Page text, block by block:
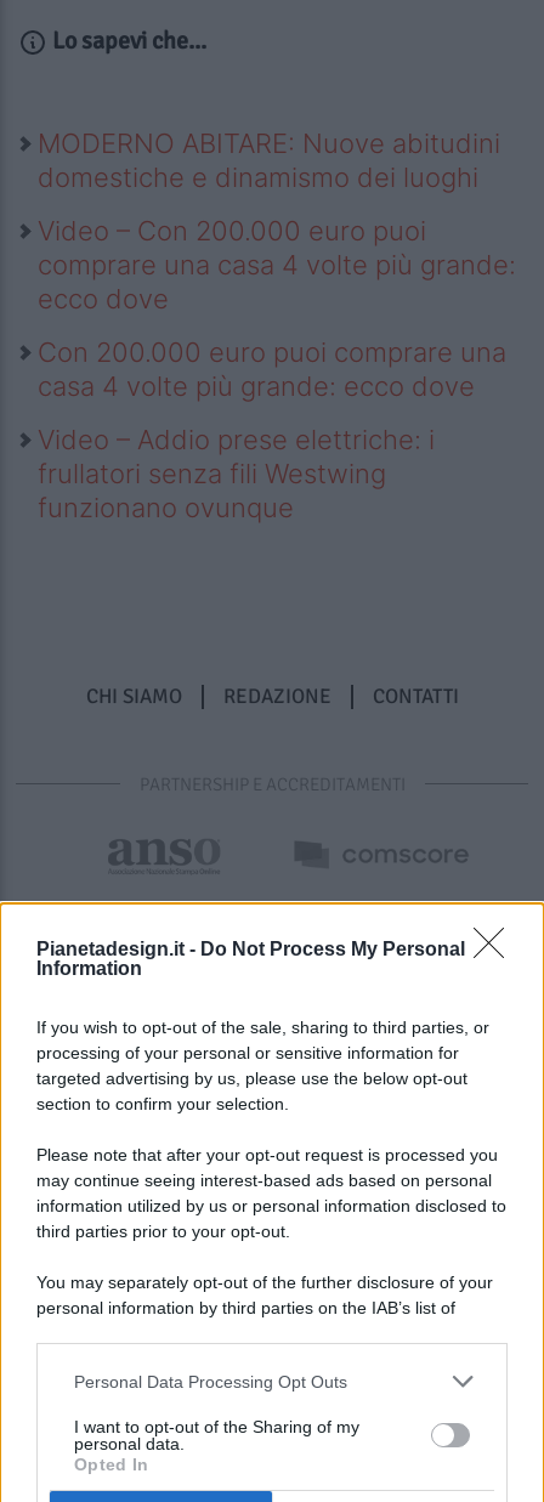
Pianetadesign.it - Do Not Process My Personal
Information
If you wish to opt-out of the sale, sharing to third parties, or
processing of your personal or sensitive information for
targeted advertising by us, please use the below opt-out
section to confirm your selection.
Please note that after your opt-out request is processed you
may continue seeing interest-based ads based on personal
information utilized by us or personal information disclosed to
third parties prior to your opt-out.
You may separately opt-out of the further disclosure of your
personal information by third parties on the IAB’s list of
This information may also be disclosed by us to third parties
disclose it to other third parties.
Personal Data Processing Opt Outs
I want to opt-out of the Sharing of my
personal data.
Opted In
Lo sapevi che...
MODERNO ABITARE: Nuove abitudini
domestiche e dinamismo dei luoghi
Video – Con 200.000 euro puoi
comprare una casa 4 volte più grande:
ecco dove
Con 200.000 euro puoi comprare una
casa 4 volte più grande: ecco dove
Video – Addio prese elettriche: i
frullatori senza fili Westwing
funzionano ovunque
CHI SIAMO REDAZIONE CONTATTI
PARTNERSHIP E ACCREDITAMENTI
© 2026 - Pianeta Design - P.IVA 04827280654 - Testata
Registrata Al Tribunale Di Nocera Inferiore N. 8/2020 - RG N.
ISCRIZIONE AL ROC N. 35792 – ISCRITTA ALL’ANSO
(ASSOCIAZIONE NAZIONALE STAMPA ONLINE)
PREFERENZE PRIVACY